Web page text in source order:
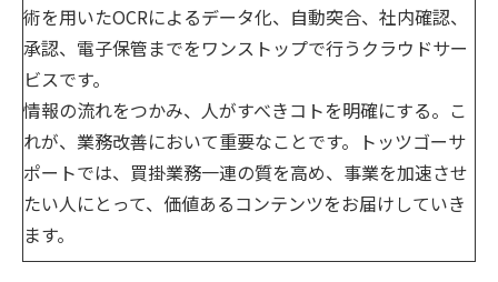
術を用いたOCRによるデータ化、自動突合、社内確認、
承認、電子保管までをワンストップで行うクラウドサー
ビスです。
情報の流れをつかみ、人がすべきコトを明確にする。こ
れが、業務改善において重要なことです。トッツゴーサ
ポートでは、買掛業務一連の質を高め、事業を加速させ
たい人にとって、価値あるコンテンツをお届けしていき
ます。